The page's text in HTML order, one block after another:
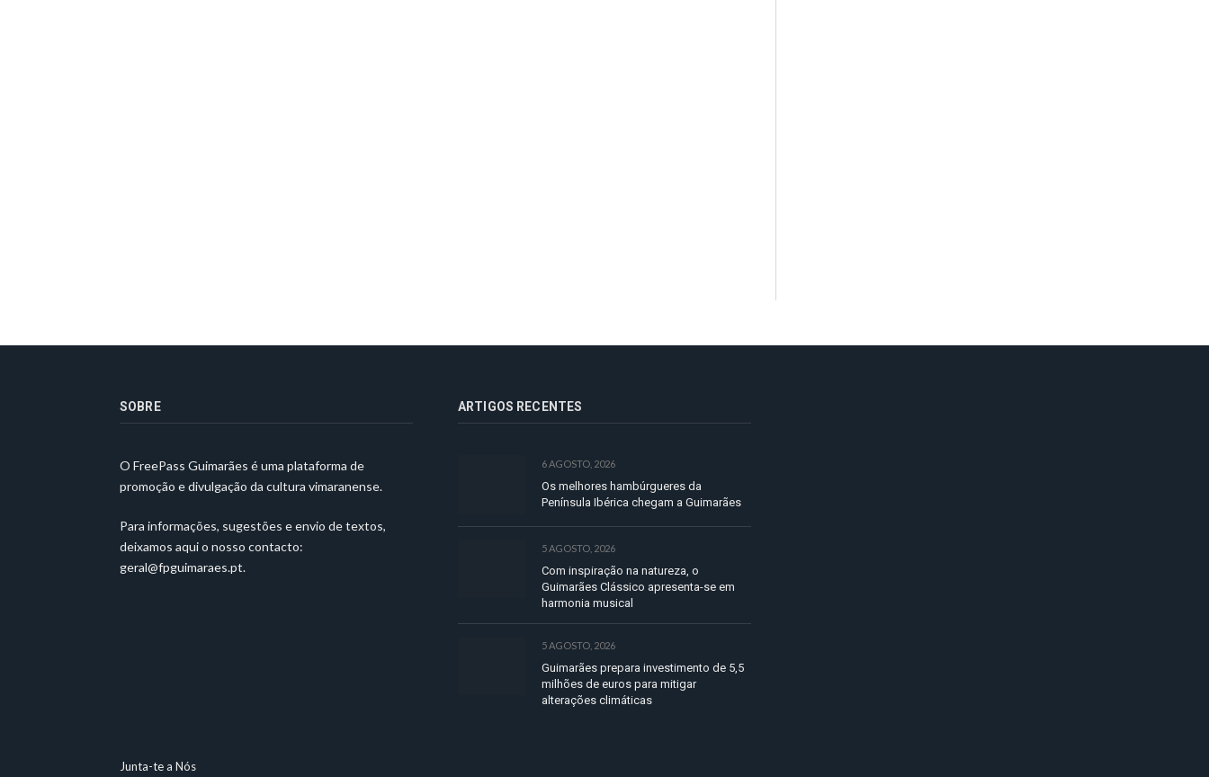
SOBRE
O FreePass Guimarães é uma plataforma de
promoção e divulgação da cultura vimaranense.
Para informações, sugestões e envio de textos,
deixamos aqui o nosso contacto:
geral@fpguimaraes.pt.
ARTIGOS RECENTES
6 AGOSTO, 2026
Os melhores hambúrgueres da
Península Ibérica chegam a Guimarães
5 AGOSTO, 2026
Com inspiração na natureza, o
Guimarães Clássico apresenta-se em
harmonia musical
5 AGOSTO, 2026
Guimarães prepara investimento de 5,5
milhões de euros para mitigar
alterações climáticas
Junta-te a Nós